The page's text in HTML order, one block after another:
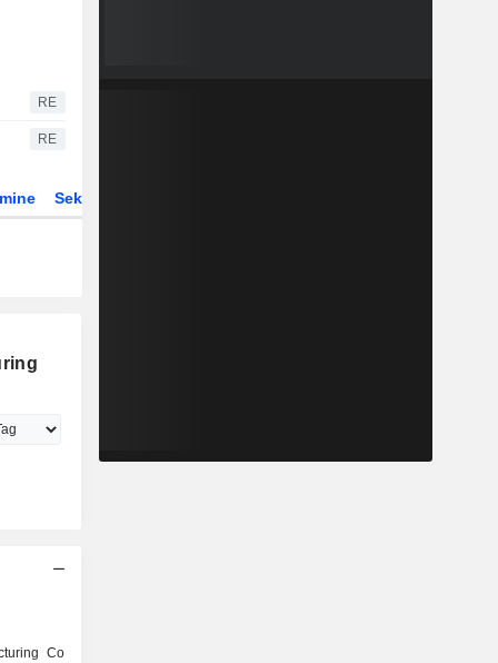
RE
RE
Sektor
Co